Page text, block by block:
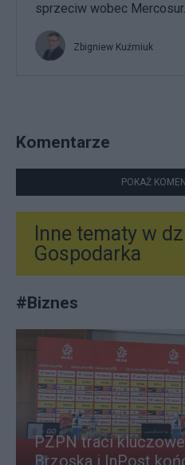
sprzeciw wobec
Zbigniew Kuźmiuk
Komentarze
POKAŻ
Inne tematy w
Gospodarka
#Biznes
PZPN traci
Brzoska i InPost